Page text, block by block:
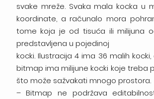
svake mreže. Svaka mala kocka u
koordinate, a računalo mora
tome koja je od tisuća ili milijuna
predstavljena u pojedinoj
kocki. Ilustracija 4 ima 36 malih
bitmap ima milijune kocki koje treba
što može sažvakati mnogo prostora.
– Bitmap ne podržava